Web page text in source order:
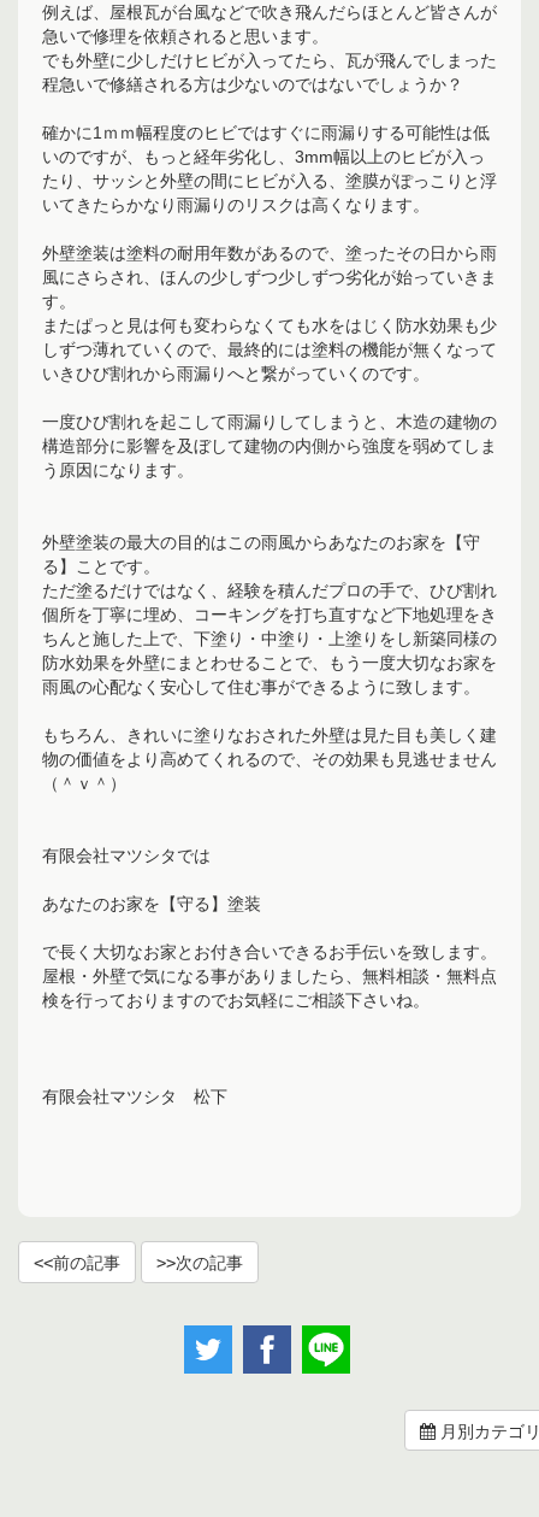
例えば、屋根瓦が台風などで吹き飛んだらほとんど皆さんが
急いで修理を依頼されると思います。
でも外壁に少しだけヒビが入ってたら、瓦が飛んでしまった
程急いで修繕される方は少ないのではないでしょうか？
確かに1ｍｍ幅程度のヒビではすぐに雨漏りする可能性は低
いのですが、もっと経年劣化し、3mm幅以上のヒビが入っ
たり、サッシと外壁の間にヒビが入る、塗膜がぽっこりと浮
いてきたらかなり雨漏りのリスクは高くなります。
外壁塗装は塗料の耐用年数があるので、塗ったその日から雨
風にさらされ、ほんの少しずつ少しずつ劣化が始っていきま
す。
またぱっと見は何も変わらなくても水をはじく防水効果も少
しずつ薄れていくので、最終的には塗料の機能が無くなって
いきひび割れから雨漏りへと繋がっていくのです。
一度ひび割れを起こして雨漏りしてしまうと、木造の建物の
構造部分に影響を及ぼして建物の内側から強度を弱めてしま
う原因になります。
外壁塗装の最大の目的はこの雨風からあなたのお家を【守
る】ことです。
ただ塗るだけではなく、経験を積んだプロの手で、ひび割れ
個所を丁寧に埋め、コーキングを打ち直すなど下地処理をき
ちんと施した上で、下塗り・中塗り・上塗りをし新築同様の
防水効果を外壁にまとわせることで、もう一度大切なお家を
雨風の心配なく安心して住む事ができるように致します。
もちろん、きれいに塗りなおされた外壁は見た目も美しく建
物の価値をより高めてくれるので、その効果も見逃せません
（＾ｖ＾）
有限会社マツシタでは
あなたのお家を【守る】塗装
で長く大切なお家とお付き合いできるお手伝いを致します。
屋根・外壁で気になる事がありましたら、無料相談・無料点
検を行っておりますのでお気軽にご相談下さいね。
有限会社マツシタ 松下
前の記事 次の記事
月別カテゴ